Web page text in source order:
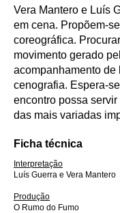
Vera Mantero e Luís
em cena. Propõem-
coreográfica.
movimento gerado
acompanhamento de
cenografia. Espera-
encontro possa
das mais variadas
Ficha técnica
Interpretação
Luís Guerra e Vera Mantero
Produção
O Rumo do Fumo